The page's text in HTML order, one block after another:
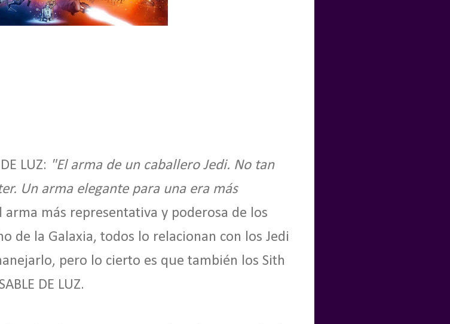
DE LUZ: "El arma de un caballero Jedi. No tan
Un arma elegante para una era más
arma más representativa y poderosa de los
de la Galaxia, todos lo relacionan con los Jedi
pero lo cierto es que también los Sith
DE LUZ.